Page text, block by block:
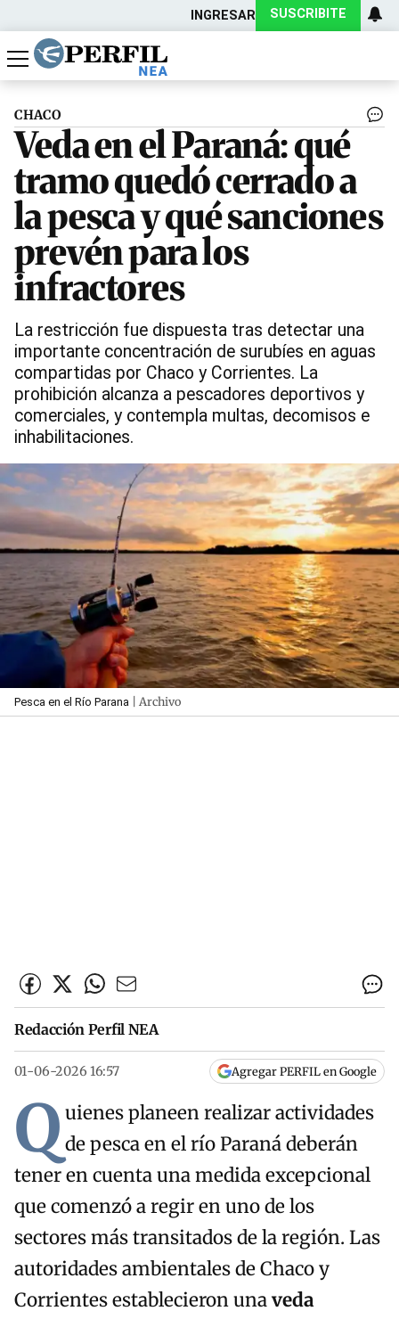
INGRESAR SUSCRIBITE
Política
Economía
Actualidad
CHACO
Veda en el Paraná: qué
tramo quedó cerrado a
la pesca y qué sanciones
prevén para los
infractores
La restricción fue dispuesta tras detectar una
importante concentración de surubíes en aguas
compartidas por Chaco y Corrientes. La
prohibición alcanza a pescadores deportivos y
comerciales, y contempla multas, decomisos e
inhabilitaciones.
Pesca en el Río Parana | Archivo
Redacción Perfil NEA
01-06-2026 16:57 Agregar PERFIL en Google
Q uienes planeen realizar actividades
de pesca en el río Paraná deberán
tener en cuenta una medida excepcional
que comenzó a regir en uno de los
sectores más transitados de la región. Las
autoridades ambientales de Chaco y
Corrientes establecieron unaveda